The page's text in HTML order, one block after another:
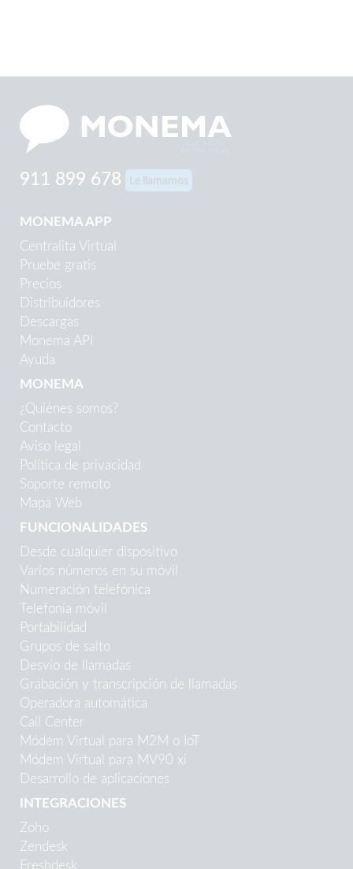
911 899 678 Le llamamos
MONEMA APP
Centralita Virtual
Pruebe gratis
Precios
Distribuidores
Descargas
Monema API
Ayuda
MONEMA
¿Quiénes somos?
Contacto
Aviso legal
Política de privacidad
Soporte remoto
Mapa Web
FUNCIONALIDADES
Desde cualquier dispositivo
Varios números en su móvil
Numeración telefónica
Telefonía móvil
Portabilidad
Grupos de salto
Desvío de llamadas
Grabación y transcripción de llamadas
Operadora automática
Call Center
Módem Virtual para M2M o IoT
Módem Virtual para MV90 xi
Desarrollo de aplicaciones
INTEGRACIONES
Zoho
Zendesk
Freshdesk